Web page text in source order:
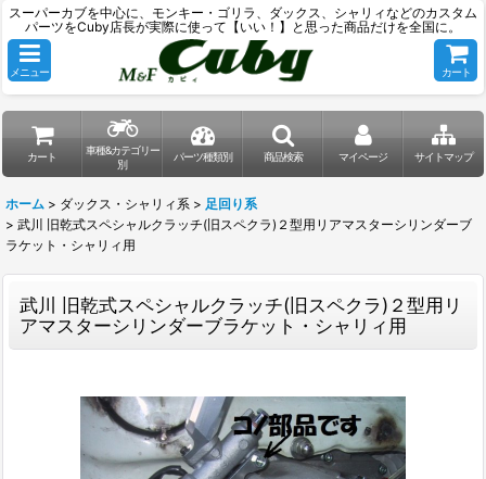
スーパーカブを中心に、モンキー・ゴリラ、ダックス、シャリィなどのカスタム
パーツをCuby店長が実際に使って【いい！】と思った商品だけを全国に。
メニュー カート
カート
車種&カテゴリー
別
パーツ種類別 商品検索 マイページ サイトマップ
ホーム > ダックス・シャリィ系 > 足回り系
> 武川 旧乾式スペシャルクラッチ(旧スペクラ)２型用リアマスターシリンダーブ
ラケット・シャリィ用
武川 旧乾式スペシャルクラッチ(旧スペクラ)２型用リ
アマスターシリンダーブラケット・シャリィ用